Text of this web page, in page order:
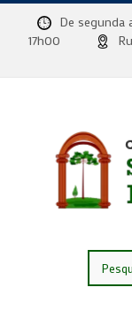
De segunda
17h00
por: